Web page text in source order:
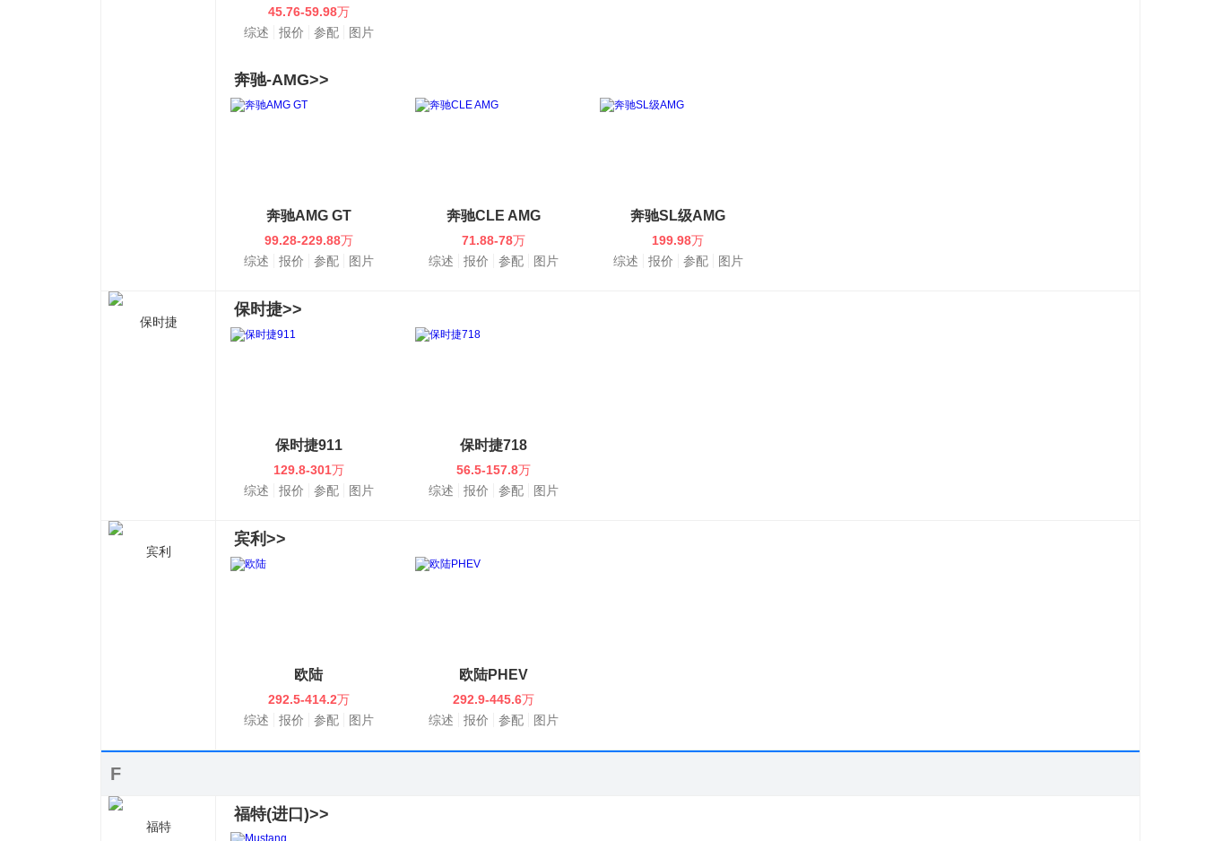
45.76-59.98万
综述
报价 参配 图片
奔驰-AMG>>
奔驰AMG GT
99.28-229.88万
综述
报价 参配 图片
奔驰CLE AMG
71.88-78万
综述
报价 参配 图片
奔驰SL级AMG
199.98万
综述
报价 参配 图片
保时捷
保时捷>>
保时捷911
129.8-301万
综述
报价 参配 图片
保时捷718
56.5-157.8万
综述
报价 参配 图片
宾利
宾利>>
欧陆
292.5-414.2万
综述
报价 参配 图片
欧陆PHEV
292.9-445.6万
综述
报价 参配 图片
F
福特
福特(进口)>>